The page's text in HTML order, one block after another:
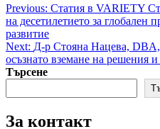
Post
navigation
Previous: Статия в VARIETY
на десетилетието за глобален
развитие
Next: Д-р Стояна Нацева, DBA,
осъзнато вземане на решения
Търсене
За контакт